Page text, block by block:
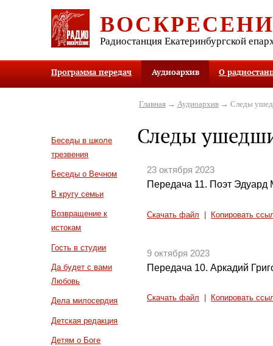
Радиостанция Екатеринбургской
Программа передач Аудиоархив О
Беседы в школе
трезвения
Беседы о Вечном
В кругу семьи
Возвращение к
истокам
Гость в студии
Да будет с вами
Любовь
Дела милосердия
Детская редакция
Детям о Боге
Главная→ Аудиоархив→ Следы
Следы
23 октября 2023
Передача 11. Поэт Эдуард
Скачать файл Копировать
9 октября 2023
Передача 10. Аркадий
Скачать файл Копировать